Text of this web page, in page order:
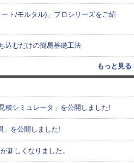
ート/モルタル)」プロシリーズをご紹
込むだけの簡易基礎工法
もっと見る
積シミュレータ」を公開しました!
」を公開しました!
新しくなりました。